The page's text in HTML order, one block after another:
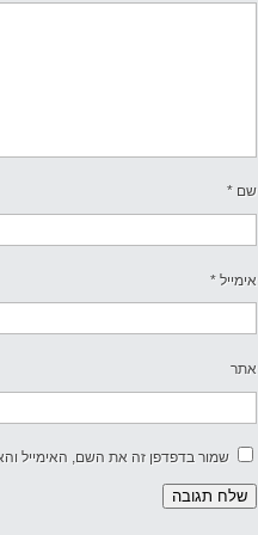
שם *
אימייל *
אתר
שמור בדפדפן זה את השם, האימייל